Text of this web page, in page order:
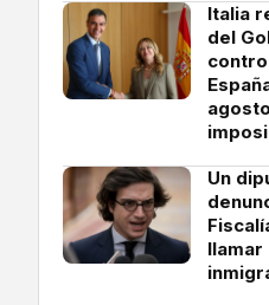
Italia
del
Un
llamar